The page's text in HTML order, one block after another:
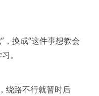
，换成“这件事想教会
。
绕路不行就暂时后